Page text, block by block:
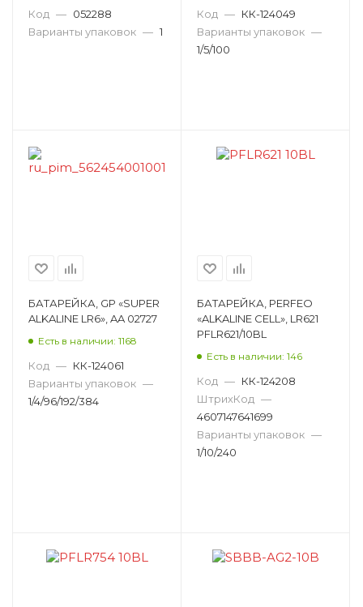
Папка-регистратор
Папка-скоросшиватель Папка-уголок
Пленка маркерная для записей
Подставка для визиток
Код — 052288
Варианты упаковок — 1
Код — КК-124049
Варианты упаковок —
1/5/100
БАТАРЕЙКА, GP «SUPER
ALKALINE LR6», AA 02727
Есть в наличии: 1168
Код — КК-124061
Варианты упаковок —
1/4/96/192/384
БАТАРЕЙКА, PERFEO
«ALKALINE CELL», LR621
PFLR621/10BL
Есть в наличии: 146
Код — КК-124208
ШтрихКод —
4607147641699
Варианты упаковок —
1/10/240